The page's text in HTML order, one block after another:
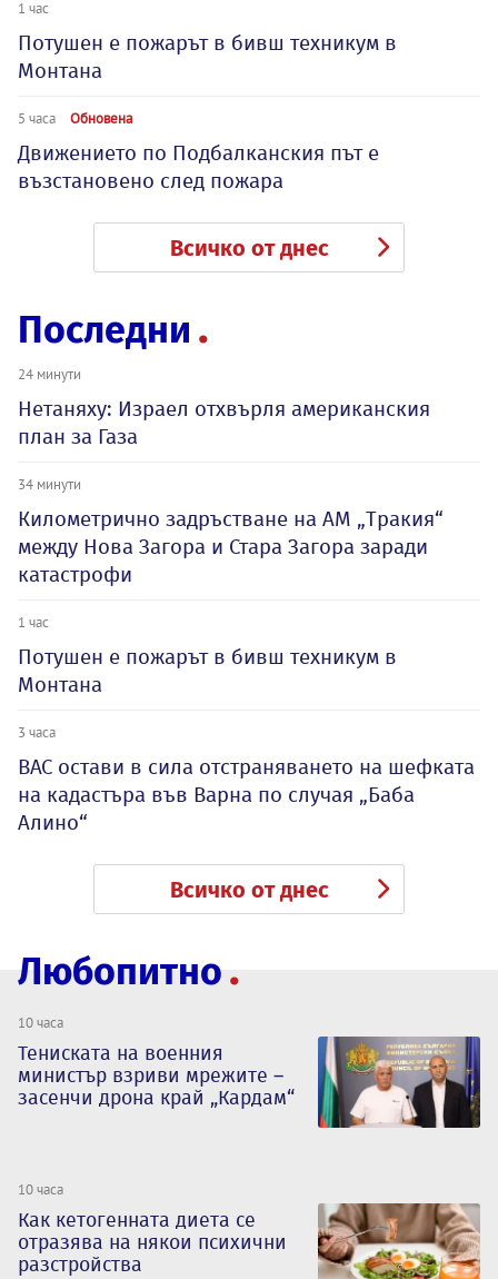
1 час
Потушен е пожарът в бивш техникум в
Монтана
5 часа Обновена
Движението по Подбалканския път е
възстановено след пожара
Всичко от днес
Последни
24 минути
Нетаняху: Израел отхвърля американския
план за Газа
34 минути
Километрично задръстване на АМ „Тракия“
между Нова Загора и Стара Загора заради
катастрофи
1 час
Потушен е пожарът в бивш техникум в
Монтана
3 часа
ВАС остави в сила отстраняването на шефката
на кадастъра във Варна по случая „Баба
Алино“
Всичко от днес
Любопитно
10 часа
Тениската на военния
министър взриви мрежите –
засенчи дрона край „Кардам“
10 часа
Как кетогенната диета се
отразява на някои психични
разстройства